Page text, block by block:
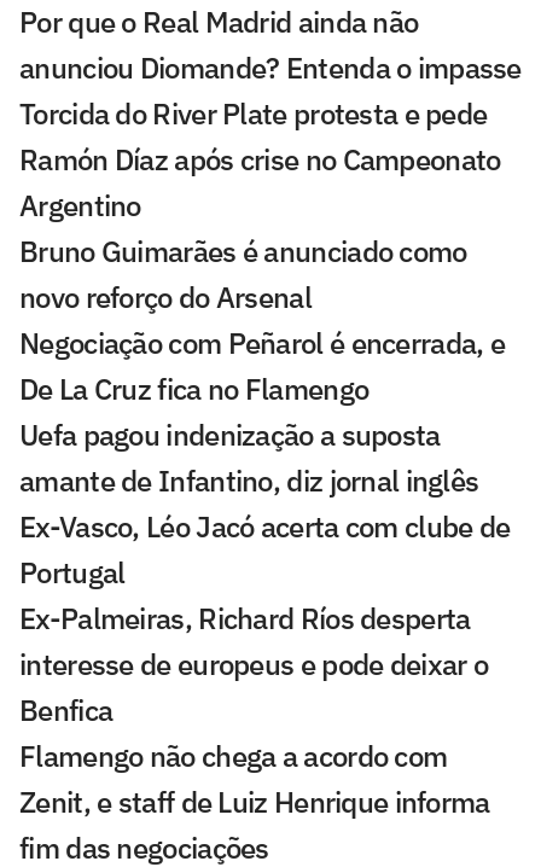
Por que o Real Madrid ainda não
anunciou Diomande? Entenda o impasse
Torcida do River Plate protesta e pede
Ramón Díaz após crise no Campeonato
Argentino
Bruno Guimarães é anunciado como
novo reforço do Arsenal
Negociação com Peñarol é encerrada, e
De La Cruz fica no Flamengo
Uefa pagou indenização a suposta
amante de Infantino, diz jornal inglês
Ex-Vasco, Léo Jacó acerta com clube de
Portugal
Ex-Palmeiras, Richard Ríos desperta
interesse de europeus e pode deixar o
Benfica
Flamengo não chega a acordo com
Zenit, e staff de Luiz Henrique informa
fim das negociações